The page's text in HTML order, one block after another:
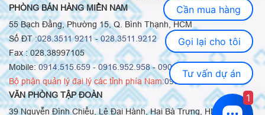
PHÒNG BÁN HÀNG MIỀN NAM
55 Bạch Đằng, Phường 15, Q. Bình Thạnh, HCM
Số ĐT :028.3511 9211-028.3511.9212
Fax : 028.38997105
Mobile:0914.515.659 -0916.952.958- 0903.331.921
Bộ phận quản lý đại lý các tỉnh phía Nam:0903.331.921
VĂN PHÒNG TẬP ĐOÀN
39 Nguyễn Đình Chiểu, Lê Đại Hành, Hai Bà Trưng, HN
Cần mua hàng
Gọi lại cho tôi
Tư vấn dự án
1